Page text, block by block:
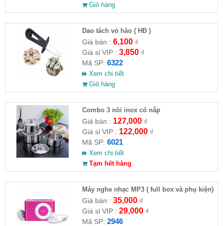
Giỏ hàng
Dao tách vỏ hào ( HĐ )
Giá bán : 6,100₫
Giá sỉ VIP : 3,850₫
Mã SP: 6322
Xem chi tiết
Giỏ hàng
Combo 3 nồi inox có nắp
Giá bán : 127,000₫
Giá sỉ VIP : 122,000₫
Mã SP: 6021
Xem chi tiết
Tạm hết hàng
Máy nghe nhạc MP3 ( full box và phụ kiện)
Giá bán : 35,000₫
Giá sỉ VIP : 29,000₫
Mã SP: 2946